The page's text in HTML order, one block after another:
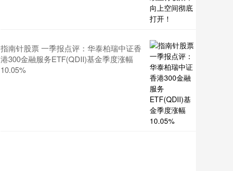
指南针股票 一季报点评：华泰柏瑞中证香
港300金融服务ETF(QDII)基金季度涨幅
10.05%